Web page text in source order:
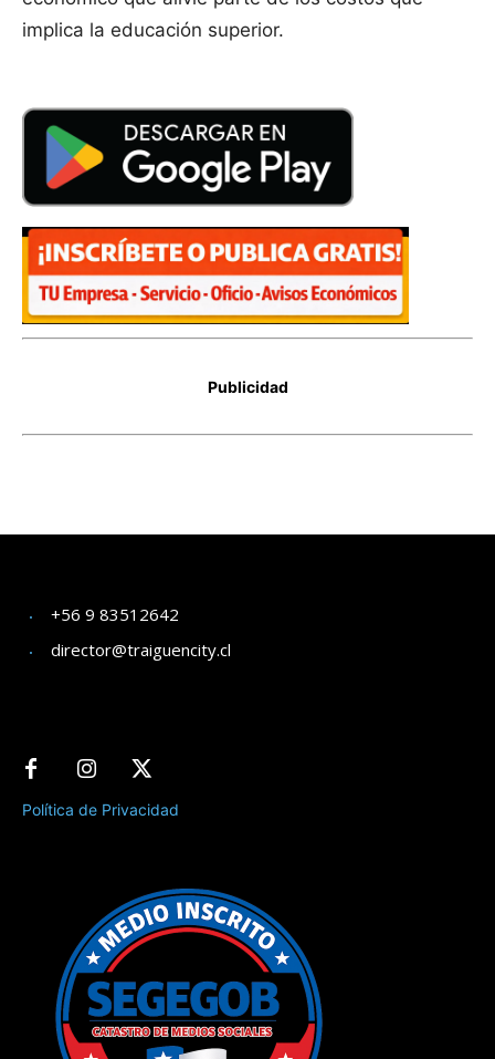
+56 9 83512642
director@traiguencity.cl
Política de Privacidad